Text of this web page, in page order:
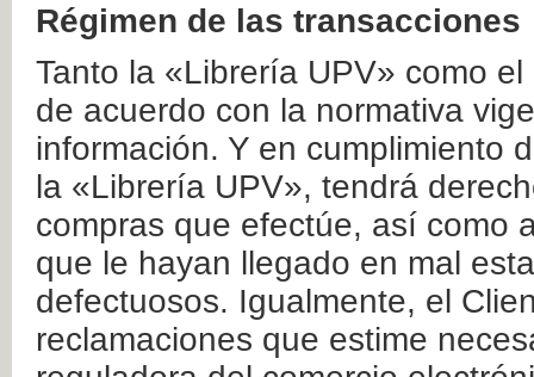
Régimen de las transacciones
Tanto la «Librería UPV» como
de acuerdo con la normativa
información. Y en cumplimiento
la «Librería UPV», tendrá
compras que efectúe, así como
que le hayan llegado en mal
defectuosos. Igualmente, el
reclamaciones que estime